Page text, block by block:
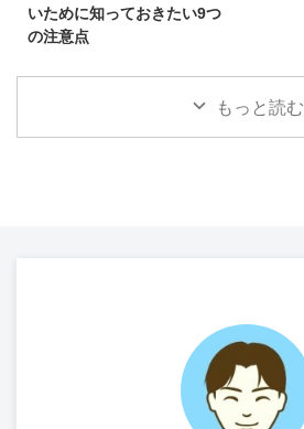
いために知っておきたい9つ
の注意点
もっと読む